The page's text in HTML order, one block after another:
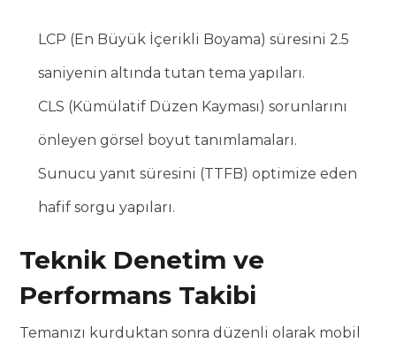
LCP (En Büyük İçerikli Boyama) süresini 2.5
saniyenin altında tutan tema yapıları.
CLS (Kümülatif Düzen Kayması) sorunlarını
önleyen görsel boyut tanımlamaları.
Sunucu yanıt süresini (TTFB) optimize eden
hafif sorgu yapıları.
Teknik Denetim ve
Performans Takibi
Temanızı kurduktan sonra düzenli olarak mobil